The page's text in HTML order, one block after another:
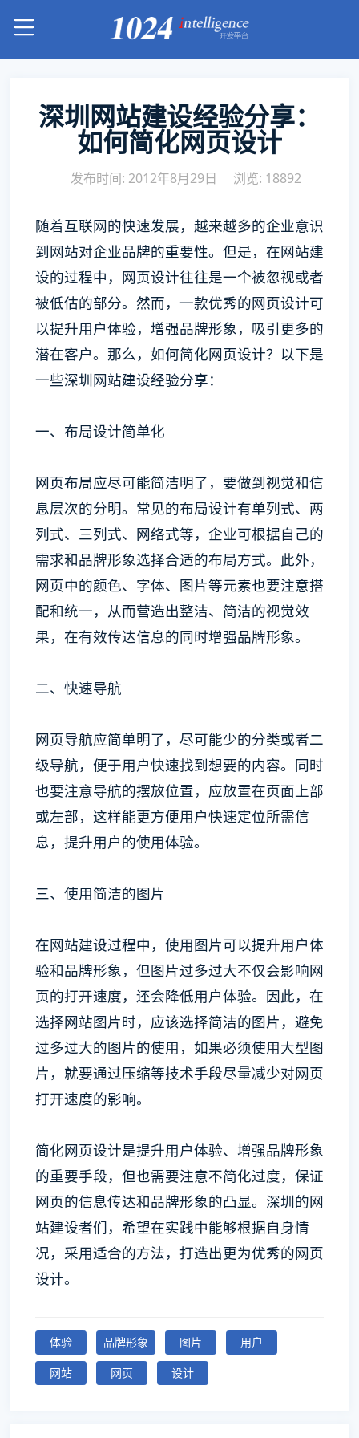
深圳网站建设经验分享：
如何简化网页设计
发布时间: 2012年8月29日 浏览: 18892
随着互联网的快速发展，越来越多的企业意识
到网站对企业品牌的重要性。但是，在网站建
设的过程中，网页设计往往是一个被忽视或者
被低估的部分。然而，一款优秀的网页设计可
以提升用户体验，增强品牌形象，吸引更多的
潜在客户。那么，如何简化网页设计？以下是
一些深圳网站建设经验分享：
一、布局设计简单化
网页布局应尽可能简洁明了，要做到视觉和信
息层次的分明。常见的布局设计有单列式、两
列式、三列式、网络式等，企业可根据自己的
需求和品牌形象选择合适的布局方式。此外，
网页中的颜色、字体、图片等元素也要注意搭
配和统一，从而营造出整洁、简洁的视觉效
果，在有效传达信息的同时增强品牌形象。
二、快速导航
网页导航应简单明了，尽可能少的分类或者二
级导航，便于用户快速找到想要的内容。同时
也要注意导航的摆放位置，应放置在页面上部
或左部，这样能更方便用户快速定位所需信
息，提升用户的使用体验。
三、使用简洁的图片
在网站建设过程中，使用图片可以提升用户体
验和品牌形象，但图片过多过大不仅会影响网
页的打开速度，还会降低用户体验。因此，在
选择网站图片时，应该选择简洁的图片，避免
过多过大的图片的使用，如果必须使用大型图
片，就要通过压缩等技术手段尽量减少对网页
打开速度的影响。
简化网页设计是提升用户体验、增强品牌形象
的重要手段，但也需要注意不简化过度，保证
网页的信息传达和品牌形象的凸显。深圳的网
站建设者们，希望在实践中能够根据自身情
况，采用适合的方法，打造出更为优秀的网页
设计。
体验 品牌形象 图片
用户
网站
网页 设计